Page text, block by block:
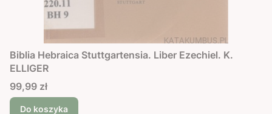
Biblia Hebraica Stuttgartensia. Liber Ezechiel. K.
ELLIGER
Cena
99,99 zł
Do koszyka